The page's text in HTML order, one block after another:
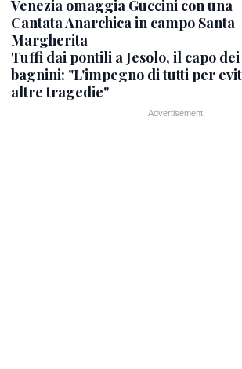
Venezia omaggia Guccini con una
Cantata Anarchica in campo Santa
Margherita
Tuffi dai pontili a Jesolo, il capo dei
bagnini: "L'impegno di tutti per
altre tragedie"